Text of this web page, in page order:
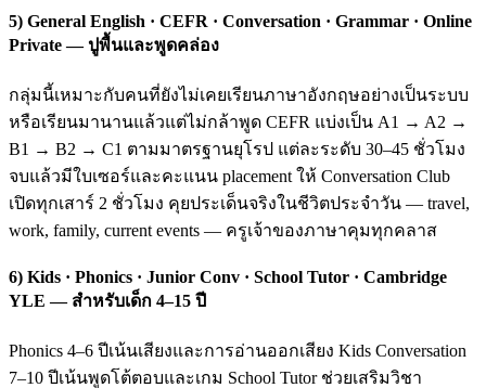
5) General English · CEFR · Conversation · Grammar · Online
Private — ปูพื้นและพูดคล่อง
กลุ่มนี้เหมาะกับคนที่ยังไม่เคยเรียนภาษาอังกฤษอย่างเป็นระบบ
หรือเรียนมานานแล้วแต่ไม่กล้าพูด CEFR แบ่งเป็น A1 → A2 →
B1 → B2 → C1 ตามมาตรฐานยุโรป แต่ละระดับ 30–45 ชั่วโมง
จบแล้วมีใบเซอร์และคะแนน placement ให้ Conversation Club
เปิดทุกเสาร์ 2 ชั่วโมง คุยประเด็นจริงในชีวิตประจำวัน — travel,
work, family, current events — ครูเจ้าของภาษาคุมทุกคลาส
6) Kids · Phonics · Junior Conv · School Tutor · Cambridge
YLE — สำหรับเด็ก 4–15 ปี
Phonics 4–6 ปีเน้นเสียงและการอ่านออกเสียง Kids Conversation
7–10 ปีเน้นพูดโต้ตอบและเกม School Tutor ช่วยเสริมวิชา